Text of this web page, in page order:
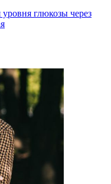
глюкозы через